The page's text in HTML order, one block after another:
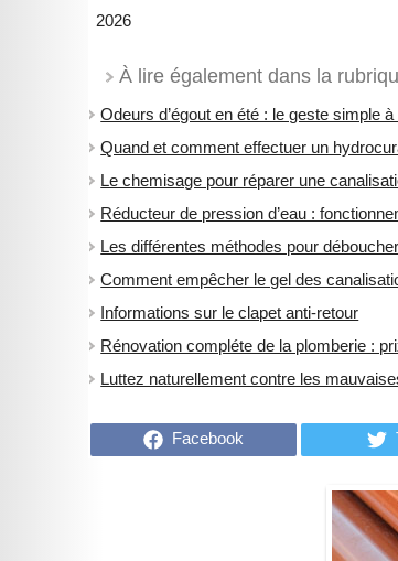
2026
À lire également dans la
Odeurs d’égout en été : le geste simple
Quand et comment effectuer un
Le chemisage pour réparer une
Réducteur de pression d’eau :
Les différentes méthodes pour
Comment empêcher le gel des
Informations sur le clapet anti-retour
Rénovation compléte de la plomberie :
Luttez naturellement contre les
Facebook